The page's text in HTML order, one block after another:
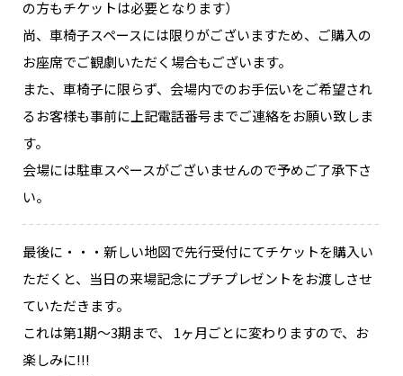
の方もチケットは必要となります）
尚、車椅子スペースには限りがございますため、ご購入の
お座席でご観劇いただく場合もございます。
また、車椅子に限らず、会場内でのお手伝いをご希望され
るお客様も事前に上記電話番号までご連絡をお願い致しま
す。
会場には駐車スペースがございませんので予めご了承下さ
い。
最後に・・・新しい地図で先行受付にてチケットを購入い
ただくと、当日の来場記念にプチプレゼントをお渡しさせ
ていただきます。
これは第1期～3期まで、 1ヶ月ごとに変わりますので、お
楽しみに!!!